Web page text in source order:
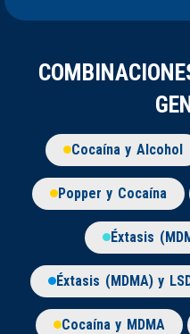
Cocaína y Alcohol
Popper y Cocaína
Éxtasis
Éxtasis (MDMA) y
Cocaína y MDMA